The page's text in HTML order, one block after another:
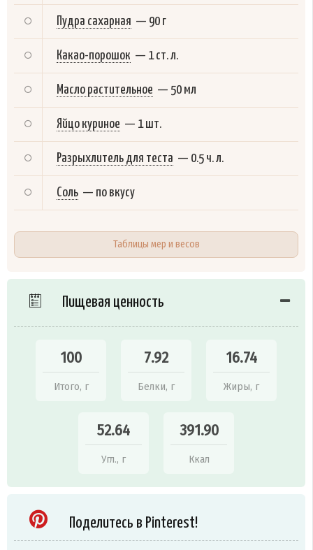
Пудра сахарная — 90 г
Какао-порошок — 1 ст. л.
Масло растительное — 50 мл
Яйцо куриное — 1 шт.
Разрыхлитель для теста — 0.5 ч. л.
Соль — по вкусу
Таблицы мер и весов
Пищевая ценность
100
Итого, г
7.92
Белки, г
16.74
Жиры, г
52.64
Угл., г
391.90
Ккал
Поделитесь в Pinterest!